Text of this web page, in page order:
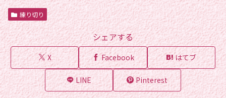
練り切り
シェアする
X Facebook はてブ
LINE Pinterest